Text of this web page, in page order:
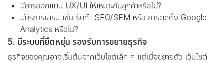
มีการออกแบบ UX/UI ให้เหมาะกับลูกค้าหรือไม่?
มีบริการเสริม เช่น รับทำ SEO/SEM หรือ การติดตั้ง Google
Analytics หรือไม่?
5. มีระบบที่ยืดหยุ่น รองรับการขยายธุรกิจ
ธุรกิจของคุณอาจเริ่มต้นจากเว็บไซต์เล็ก ๆ แต่เมื่อขยายตัว เว็บไซต์